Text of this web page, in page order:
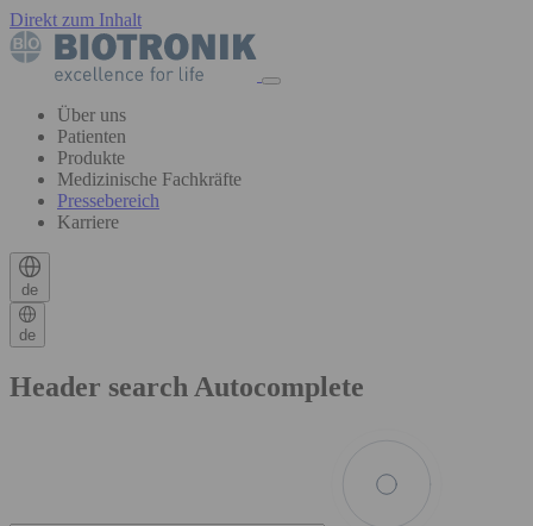
Direkt zum Inhalt
Über uns
Patienten
Produkte
Medizinische Fachkräfte
Pressebereich
Karriere
de
de
Header search Autocomplete